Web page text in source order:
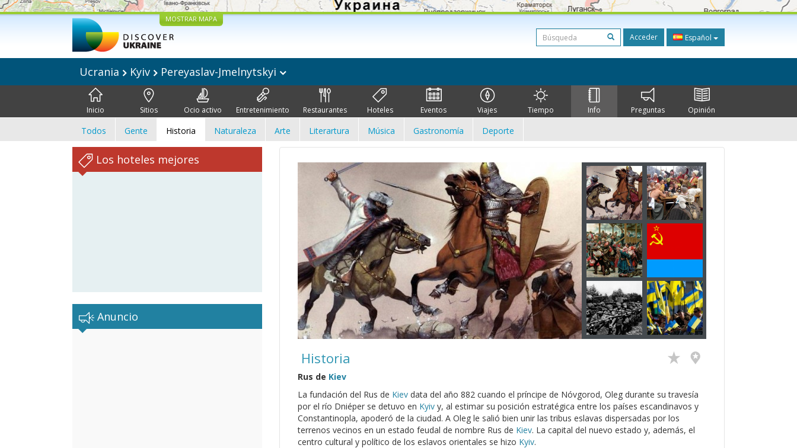
MOSTRAR MAPA
Acceder Español
Ucrania Kyiv Pereyaslav-Jmelnytskyi
Inicio Sitios Ocio activo Entretenimiento Restaurantes Hoteles Eventos Viajes Tiempo Info Preguntas Opinión
Todos Gente Historia Naturaleza Arte Literartura Música Gastronomía Deporte
Los hoteles mejores
Anuncio
Historia
Rus de Kiev
La fundación del Rus de Kiev data del año 882 cuando el príncipe de Nóvgorod, Oleg durante su travesía
por el río Dniéper se detuvo en Kyiv y, al estimar su posición estratégica entre los países escandinavos y
Constantinopla, apoderó de la ciudad. A Oleg le salió bien unir las tribus eslavas dispersadas por los
terrenos vecinos en un estado feudal de nombre Rus de Kiev. La capital del nuevo estado y, además, el
centro cultural y político de los eslavos orientales se hizo Kyiv.